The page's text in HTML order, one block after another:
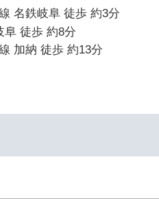
名鉄岐阜 徒歩 約3分
阜 徒歩 約8分
加納 徒歩 約13分